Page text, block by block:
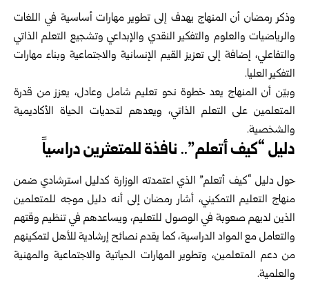
وذكر رمضان أن المنهاج يهدف إلى تطوير مهارات أساسية في اللغات
والرياضيات والعلوم والتفكير النقدي والإبداعي وتشجيع التعلم الذاتي
والتفاعلي، إضافة إلى تعزيز القيم الإنسانية والاجتماعية وبناء مهارات
التفكير العليا.
وبيّن أن المنهاج يعد خطوة نحو تعليم شامل وعادل، يعزز من قدرة
المتعلمين على التعلم الذاتي، ويعدهم لتحديات الحياة الأكاديمية
والشخصية.
دليل “كيف أتعلم”.. نافذة للمتعثرين دراسياً
حول دليل “كيف أتعلم” الذي اعتمدته الوزارة كدليل استرشادي ضمن
منهاج التعليم التمكيني، أشار رمضان إلى أنه دليل موجه للمتعلمين
الذين لديهم صعوبة في الوصول للتعليم، ويساعدهم في تنظيم وقتهم
والتعامل مع المواد الدراسية، كما يقدم نصائح إرشادية للأهل لتمكينهم
من دعم المتعلمين، وتطوير المهارات الحياتية والاجتماعية والمهنية
والعلمية.